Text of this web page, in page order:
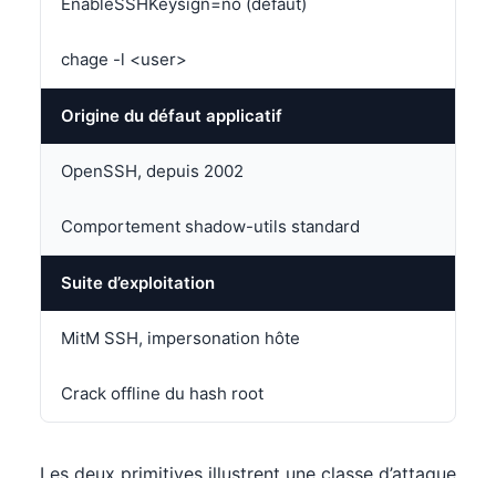
chage -l <user>
Origine du défaut applicatif
OpenSSH, depuis 2002
Comportement shadow-utils standard
Suite d’exploitation
MitM SSH, impersonation hôte
Crack offline du hash root
Les deux primitives illustrent une classe d’attaque